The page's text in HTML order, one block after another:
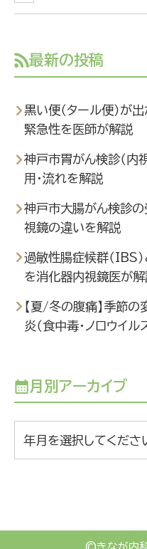
最新の投稿
黒い便（タール便）が
緊急性を医師が解説
神戸市胃がん検診（内
用・流れを解説
神戸市大腸がん検診
視鏡の違いを解説
過敏性腸症候群（IBS
を消化器内視鏡医が解
【夏/冬の腹痛】季節
炎（食中毒・ノロウイ
月別アーカイブ
年月を選択してくださ
©きなが内